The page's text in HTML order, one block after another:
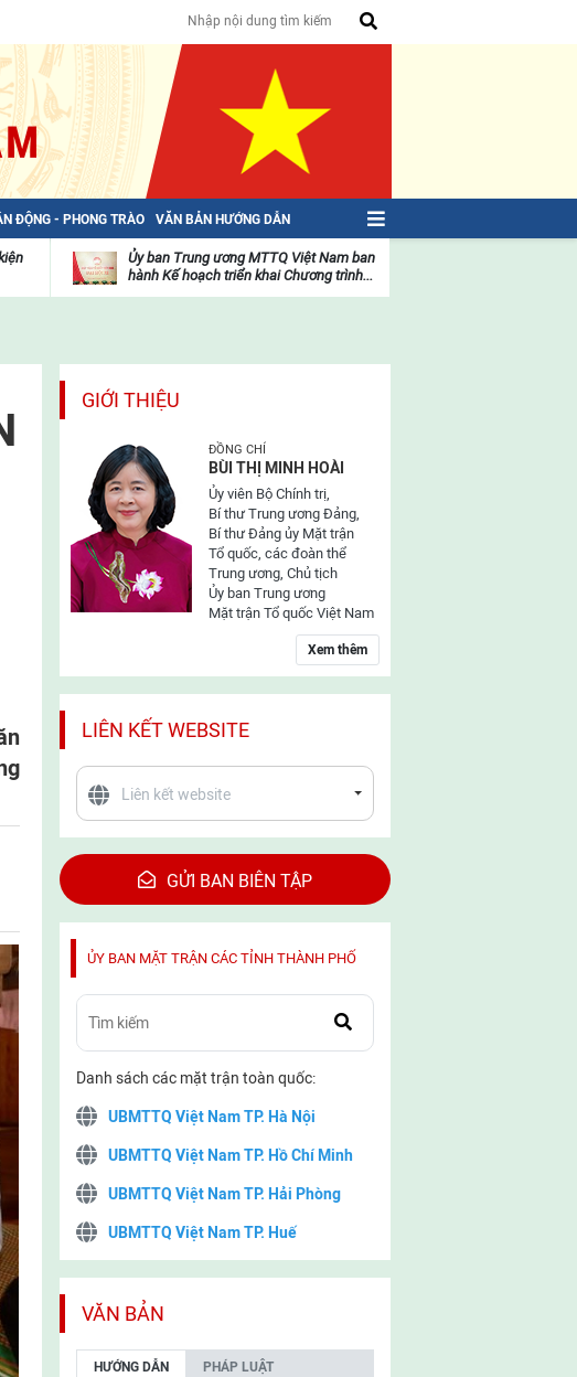
ĐỘNG - PHONG TRÀO VĂN BẢN HƯỚNG DẪN
mặt
trận
Ủy ban Trung ương MTTQ Việt Nam ban
hành Kế hoạch triển khai Chương trình...
GIỚI THIỆU
ĐỒNG CHÍ
BÙI THỊ MINH HOÀI
Ủy viên Bộ Chính trị,
Bí thư Trung ương Đảng,
Bí thư Đảng ủy Mặt trận
Tổ quốc, các đoàn thể
Trung ương, Chủ tịch
Ủy ban Trung ương
Mặt trận Tổ quốc Việt Nam
Xem thêm
LIÊN KẾT WEBSITE
GỬI BAN BIÊN TẬP
ỦY BAN MẶT TRẬN CÁC TỈNH THÀNH PHỐ
Danh sách các mặt trận toàn quốc:
UBMTTQ Việt Nam TP. Hà Nội
UBMTTQ Việt Nam TP. Hồ Chí Minh
UBMTTQ Việt Nam TP. Hải Phòng
UBMTTQ Việt Nam TP. Huế
UBMTTQ Việt Nam TP. Cần Thơ
UBMTTQ Việt Nam tỉnh Quảng Ninh
VĂN BẢN
HƯỚNG DẪN PHÁP LUẬT